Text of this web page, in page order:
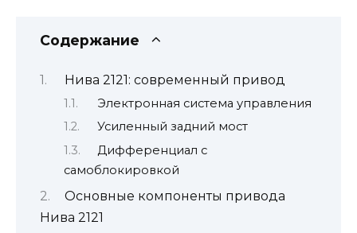
Содержание
Нива 2121: современный привод
Электронная система управления
Усиленный задний мост
Дифференциал с
самоблокировкой
Основные компоненты привода
Нива 2121